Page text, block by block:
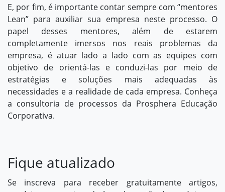
E, por fim, é importante contar sempre com “mentores
Lean” para auxiliar sua empresa neste processo. O
papel desses mentores, além de estarem
completamente imersos nos reais problemas da
empresa, é atuar lado a lado com as equipes com
objetivo de orientá-las e conduzi-las por meio de
estratégias e soluções mais adequadas às
necessidades e a realidade de cada empresa. Conheça
a consultoria de processos da Prosphera Educação
Corporativa.
Fique atualizado
Se inscreva para receber gratuitamente artigos,